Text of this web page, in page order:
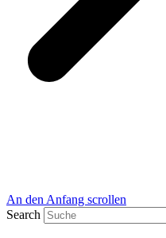
An den Anfang scrollen
Search